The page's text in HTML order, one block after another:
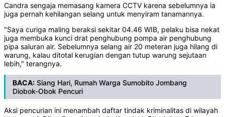
Candra sengaja memasang kamera CCTV karena sebelumnya ia
juga pernah kehilangan selang untuk menyiram tanamannya.
"Saya curiga maling beraksi sekitar 04.46 WIB, pelaku bisa nekat
juga membuka kunci drat penghubung pompa air penghubung
pipa saluran air. Sebelumnya selang air 20 meteran juga hilang di
warung, kalau ditotal kerugian dengan tutup warung sejutaan
lebih," terangnya.
BACA: Siang Hari, Rumah Warga Sumobito Jombang
Diobok-Obok Pencuri
Aksi pencurian ini menambah daftar tindak kriminalitas di wilayah